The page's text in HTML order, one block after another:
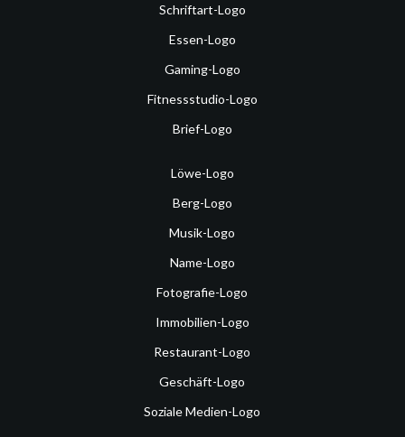
Schriftart-Logo
Essen-Logo
Gaming-Logo
Fitnessstudio-Logo
Brief-Logo
Löwe-Logo
Berg-Logo
Musik-Logo
Name-Logo
Fotografie-Logo
Immobilien-Logo
Restaurant-Logo
Geschäft-Logo
Soziale Medien-Logo